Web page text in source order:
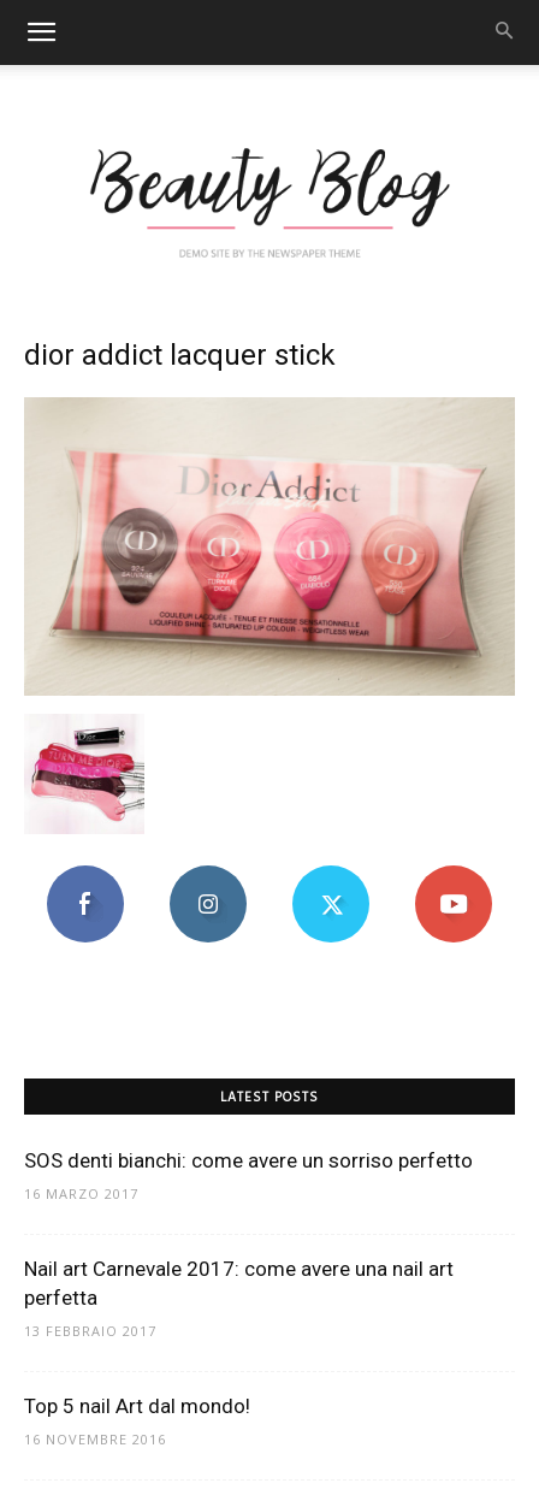
Nail
Mania
dior addict lacquer stick
LATEST POSTS
SOS denti bianchi: come avere un sorriso perfetto
16 MARZO 2017
Nail art Carnevale 2017: come avere una nail art
perfetta
13 FEBBRAIO 2017
Top 5 nail Art dal mondo!
16 NOVEMBRE 2016